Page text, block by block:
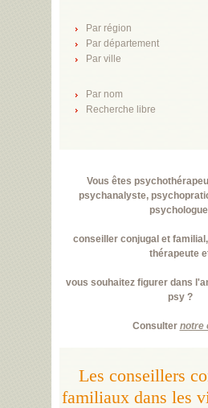
Par région
Par département
Par ville
Par nom
Recherche libre
Vous êtes
psychanalyste,
conseiller conjugal et
thérapeute
vous souhaitez figurer dans
psy ?
Consulter notre
Les conseillers
familiaux dans les